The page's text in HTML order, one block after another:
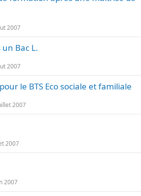
2007
un Bac L.
2007
le BTS Eco sociale et familiale
2007
2007
2007